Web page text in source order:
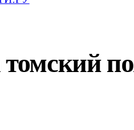
томский